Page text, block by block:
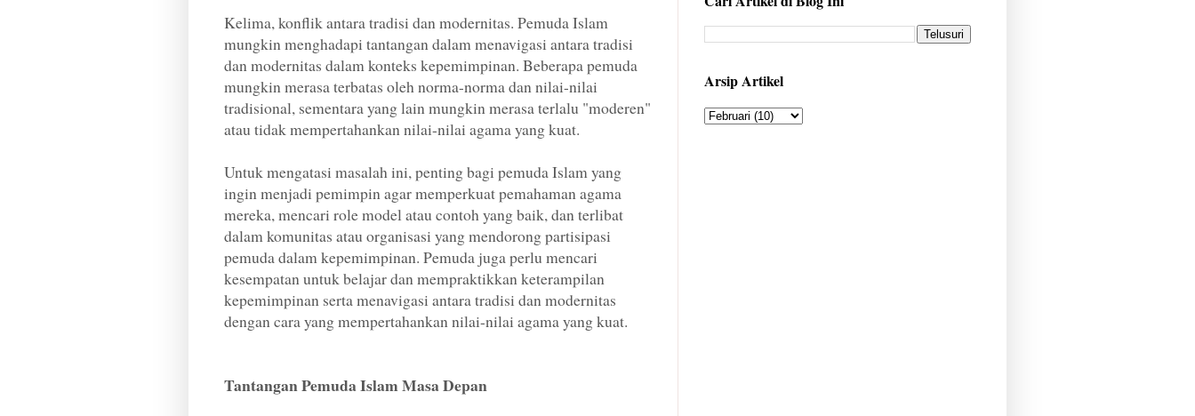
Kelima, konflik antara tradisi dan modernitas. Pemuda Islam
mungkin menghadapi tantangan dalam menavigasi antara tradisi
dan modernitas dalam konteks kepemimpinan. Beberapa pemuda
mungkin merasa terbatas oleh norma-norma dan nilai-nilai
tradisional, sementara yang lain mungkin merasa terlalu "moderen"
atau tidak mempertahankan nilai-nilai agama yang kuat.
Untuk mengatasi masalah ini, penting bagi pemuda Islam yang
ingin menjadi pemimpin agar memperkuat pemahaman agama
mereka, mencari role model atau contoh yang baik, dan terlibat
dalam komunitas atau organisasi yang mendorong partisipasi
pemuda dalam kepemimpinan. Pemuda juga perlu mencari
kesempatan untuk belajar dan mempraktikkan keterampilan
kepemimpinan serta menavigasi antara tradisi dan modernitas
dengan cara yang mempertahankan nilai-nilai agama yang kuat.
Tantangan Pemuda Islam Masa Depan
Arsip Artikel